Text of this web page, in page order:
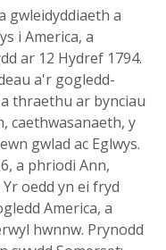
gwleidyddiaeth a
i America, a
ar 12 Hydref 1794.
a'r gogledd-
thraethu ar bynciau
caethwasanaeth, y
gwlad ac Eglwys.
a phriodi Ann,
oedd yn ei fryd
America, a
hwnnw. Prynodd